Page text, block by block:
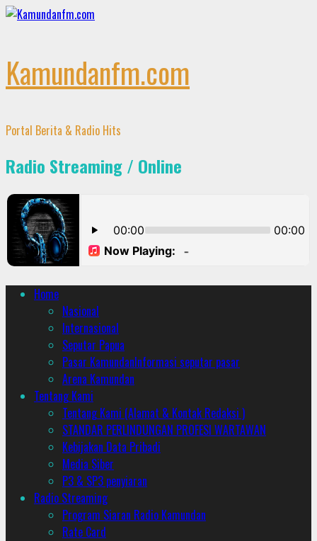
Skip
Kamundanfm.com
Portal Berita & Radio Hits
Radio Streaming / Online
PrimaryHome
Nasional
Internasional
Seputar Papua
Pasar KamundanInformasi seputar pasar
Arena Kamundan
Tentang Kami
Tentang Kami (Alamat & Kontak Redaksi )
STANDAR PERLINDUNGAN PROFESI WARTAWAN
Kebijakan Data Pribadi
Media Siber
P3 & SP3 penyiaran
Radio Streaming
Program Siaran Radio Kamundan
Rate Card